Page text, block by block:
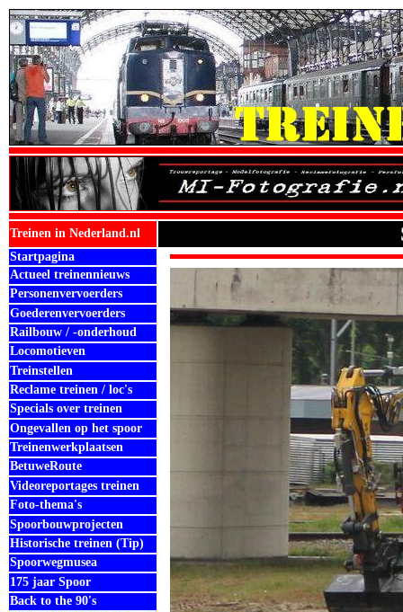
Treinen in Nederland.nl
Startpagina
Actueel treinennieuws
Personenvervoerders
Goederenvervoerders
Railbouw / -onderhoud
Locomotieven
Treinstellen
Reclame treinen / loc's
Specials over treinen
Ongevallen op het spoor
Treinenwerkplaatsen
BetuweRoute
Videoreportages treinen
Foto-thema's
Spoorbouwprojecten
Historische treinen (Tip)
Spoorwegmusea
175 jaar Spoor
Back to the 90's